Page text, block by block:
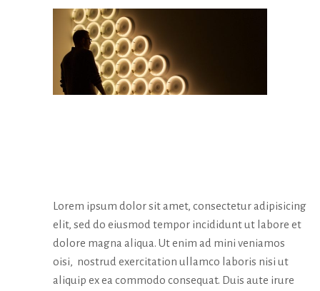
Lorem ipsum dolor sit amet, consectetur adipisicing
elit, sed do eiusmod tempor incididunt ut labore et
dolore magna aliqua. Ut enim ad mini veniamos
oisi, nostrud exercitation ullamco laboris nisi ut
aliquip ex ea commodo consequat. Duis aute irure